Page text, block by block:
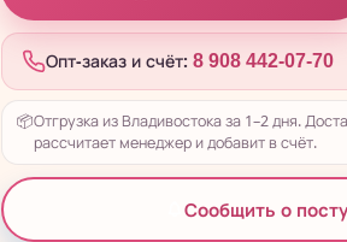
Опт-заказ и счёт: 8 908 442-07-70
📦Отгрузка из Владивостока за 1–2 дня.
рассчитает менеджер и добавит в счёт.
Сообщить о